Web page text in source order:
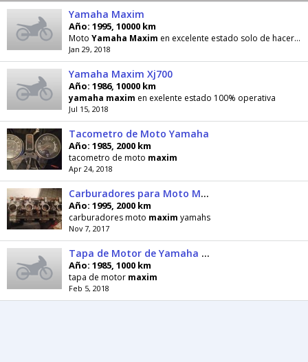
Yamaha Maxim
Año: 1995, 10000 km
Moto Yamaha Maxim en excelente estado solo de hacerle motor se entrega como esta la foto, el precio
Jan 29, 2018
Yamaha Maxim Xj700
Año: 1986, 10000 km
yamaha maxim en exelente estado 100% operativa
Jul 15, 2018
Tacometro de Moto Yamaha
Año: 1985, 2000 km
tacometro de moto maxim
Apr 24, 2018
Carburadores para Moto Maxim
Año: 1995, 2000 km
carburadores moto maxim yamahs
Nov 7, 2017
Tapa de Motor de Yamaha Maxim
Año: 1985, 1000 km
tapa de motor maxim
Feb 5, 2018